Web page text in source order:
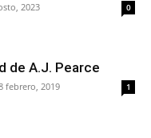
2023 0
de A.J. Pearce
febrero, 2019 1